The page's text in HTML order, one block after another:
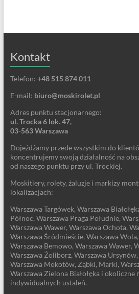
Kontakt
Telefon: +48 515 874 011
E-mail: biuro@moskirolet.pl
Adres punktu stacjonarnego:
ul. Trocka 6 lok. 47,
03-563 Warszawa
Dojeżdżamy przede wszystkim do
koncentrujemy swoją działalność na
od naszego punktu przy ul. Trockiej.
Moskitiery, rolety, żaluzje i markizy
lokalizacjach:
Warszawa Targówek, Warszawa
Północ, Warszawa Praga Południe,
Warszawa Wawer, Warszawa Ochota,
Warszawa Śródmieście, Warszawa
Warszawa Bemowo, Warszawa Wawer,
Warszawa Żoliborz, Warszawa Ursynów,
Warszawa Mokotów, Ząbki, Marki,
Warszawa Zielona Białołęka i
indywidualnych ustaleń.